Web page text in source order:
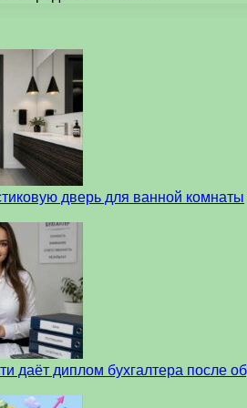
дверь для ванной комнаты
даёт диплом бухгалтера после